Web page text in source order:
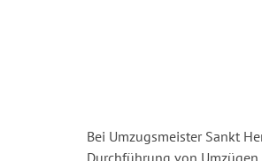
Bei Umzugsmeister Sankt
Durchführung von